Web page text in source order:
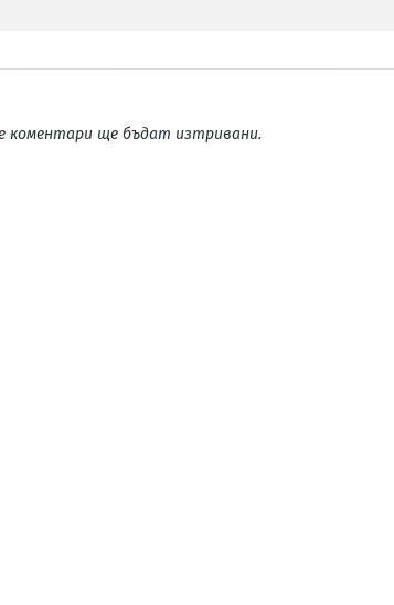
коментари ще бъдат изтривани.